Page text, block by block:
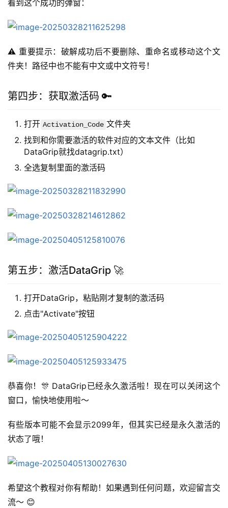
看到这个成功的弹窗：
⚠️ 重要提示：破解成功后不要删除、重命名或移动这个文
件夹！路径中也不能有中文或中文符号！
第四步：获取激活码 🔑
打开 Activation_Code 文件夹
找到和你需要激活的软件对应的文本文件（比如
DataGrip就找datagrip.txt）
全选复制里面的激活码
第五步：激活DataGrip 🚀
打开DataGrip，粘贴刚才复制的激活码
点击"Activate"按钮
恭喜你！🎊 DataGrip已经永久激活啦！现在可以关闭这个
窗口，愉快地使用啦～
有些版本可能不会显示2099年，但其实已经是永久激活的
状态了哦！
希望这个教程对你有帮助！如果遇到任何问题，欢迎留言交
流～ 😊